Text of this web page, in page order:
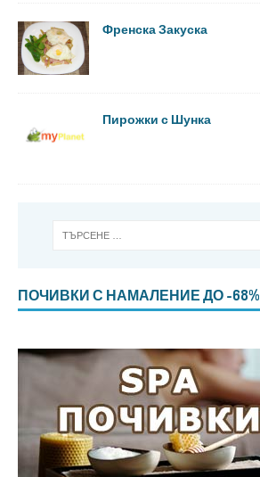
Френска Закуска
Пирожки с Шунка
ПОЧИВКИ С НАМАЛЕНИЕ ДО -68%